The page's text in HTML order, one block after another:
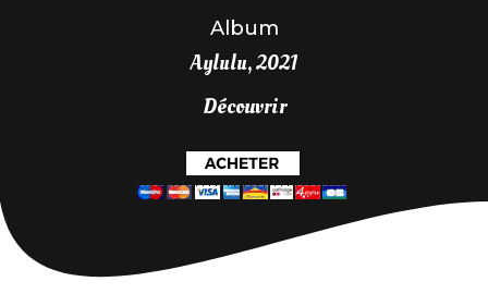
Album
Aylulu, 2021
Découvrir